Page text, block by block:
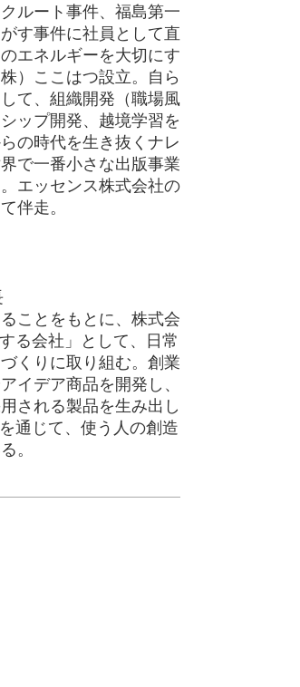
ルート事件、福島第一
す事件に社員として直
エネルギーを大切にす
）ここはつ設立。自ら
て、組織開発（職場風
ップ開発、越境学習を
の時代を生き抜くナレ
で一番小さな出版事業
エッセンス株式会社の
伴走。
ことをもとに、株式会
る会社」として、日常
くりに取り組む。創業
イデア商品を開発し、
される製品を生み出し
通じて、使う人の創造
。